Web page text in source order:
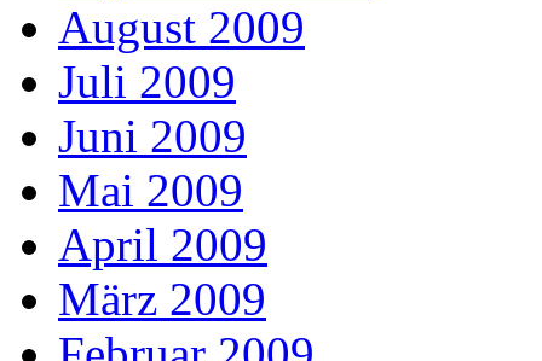
August 2009
Juli 2009
Juni 2009
Mai 2009
April 2009
März 2009